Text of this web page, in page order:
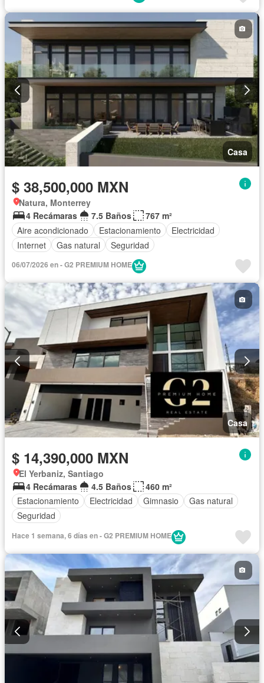
Casa
$ 38,500,000 MXN
Natura, Monterrey
4 Recámaras
7.5 Baños
767 m²
Aire acondicionado
Estacionamiento
Electricidad
Internet
Gas natural Seguridad
06/07/2026 en - G2 PREMIUM HOME
Casa
$ 14,390,000 MXN
El Yerbaniz, Santiago
4 Recámaras
4.5 Baños
460 m²
Estacionamiento
Electricidad Gimnasio
Gas natural
Seguridad
Hace 1 semana, 6 días en - G2 PREMIUM HOME